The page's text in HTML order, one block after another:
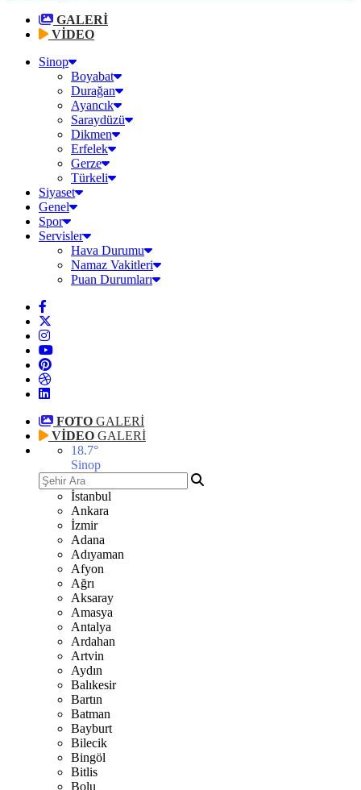
GALERİ
VİDEO
Sinop
Boyabat
Durağan
Ayancık
Saraydüzü
Dikmen
Erfelek
Gerze
Türkeli
Siyaset
Genel
Spor
Servisler
Hava Durumu
Namaz Vakitleri
Puan Durumları
FOTO GALERİ
VİDEO GALERİ
18.7°
Sinop
İstanbul
Ankara
İzmir
Adana
Adıyaman
Afyon
Ağrı
Aksaray
Amasya
Antalya
Ardahan
Artvin
Aydın
Balıkesir
Bartın
Batman
Bayburt
Bilecik
Bingöl
Bitlis
Bolu